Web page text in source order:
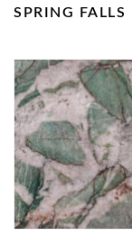
SPRING FALLS